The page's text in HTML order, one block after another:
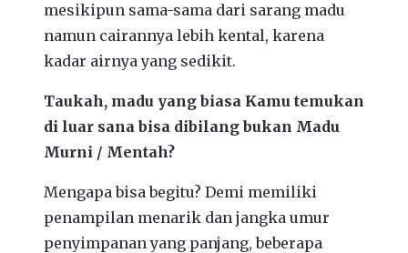
mesikipun sama-sama dari sarang madu
namun cairannya lebih kental, karena
kadar airnya yang sedikit.
Taukah, madu yang biasa Kamu temukan
di luar sana bisa dibilang bukan Madu
Murni / Mentah?
Mengapa bisa begitu? Demi memiliki
penampilan menarik dan jangka umur
penyimpanan yang panjang, beberapa